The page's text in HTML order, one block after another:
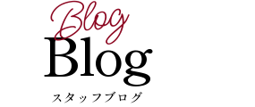
Blog
Blog
スタッフブログ